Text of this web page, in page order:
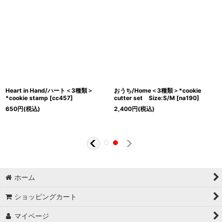
Heart in Hand/ハート＜3種類＞
*cookie stamp [cc457]
650円(税込)
おうち/Home＜3種類＞*cookie
cutter set Size:S/M [na190]
2,400円(税込)
ホーム
ショッピングカート
マイページ